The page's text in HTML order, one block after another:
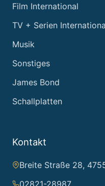
Film International
TV + Serien
Musik
Sonstiges
James Bond
Schallplatten
Kontakt
Breite Straße 28,
02821-28987